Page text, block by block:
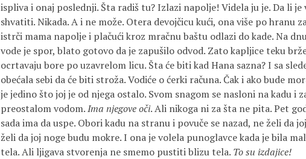
ispliva i onaj poslednji. Šta radiš tu? Izlazi napolje! Videla ju je. Da li je
shvatiti. Nikada. A i ne može. Otera devojčicu kući, ona više po hranu
istrči mama napolje i plačući kroz mračnu baštu odlazi do kade. Na
vode je spor, blato gotovo da je zapušilo odvod. Zato kapljice teku
ocrtavaju bore po uzavrelom licu. Šta će biti kad Hana sazna? I sa
obećala sebi da će biti stroža. Vodi­će o ćerki računa. Čak i ako bude
je jedino što joj je od njega ostalo. Svom snagom se nasloni na kadu i
preostalom vodom.Ima njegove oči. Ali nikoga ni za šta ne pita. Pet
sada ima da uspe. Obori kadu na stranu i povuče se nazad, ne želi da
želi da joj noge budu mokre. I ona je volela punoglavce kada je bila
tela. Ali ljigava stvorenja ne smemo pustiti blizu tela. To su izdajice!